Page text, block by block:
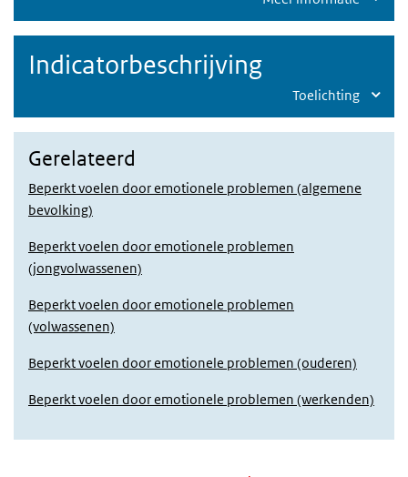
Indicatorbeschrijving
Toelichting
Gerelateerd
Beperkt voelen door emotionele problemen (algemene
bevolking)
Beperkt voelen door emotionele problemen
(jongvolwassenen)
Beperkt voelen door emotionele problemen
(volwassenen)
Beperkt voelen door emotionele problemen (ouderen)
Beperkt voelen door emotionele problemen (werkenden)